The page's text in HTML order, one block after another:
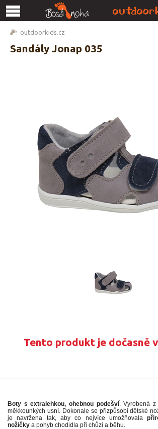
outdoorkids.cz
Sandály Jonap 035
Tento produkt je dočasně
Boty s extralehkou, ohebnou podešví. Vyrobená
měkkounkých usní. Dokonale se přizpůsobí dětské
je navržena tak, aby co nejvíce umožňovala
nožičky a pohyb chodidla při chůzi a běhu.